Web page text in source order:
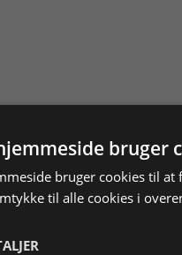
bruger
bruger cookies til
til alle cookies i